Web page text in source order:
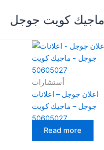
ماجيك كويت جوجل
أستشارات
اعلان جوجل – اعلانات
جوجل – ماجيك كويت
50605027
Read more